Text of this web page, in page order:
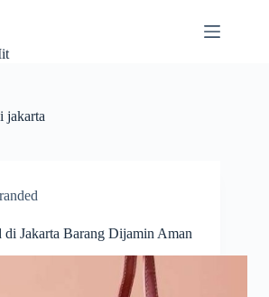
jakarta
di Jakarta Barang Dijamin Aman